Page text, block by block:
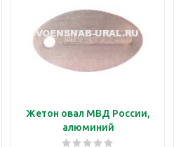
Жетон овал МВД России,
алюминий